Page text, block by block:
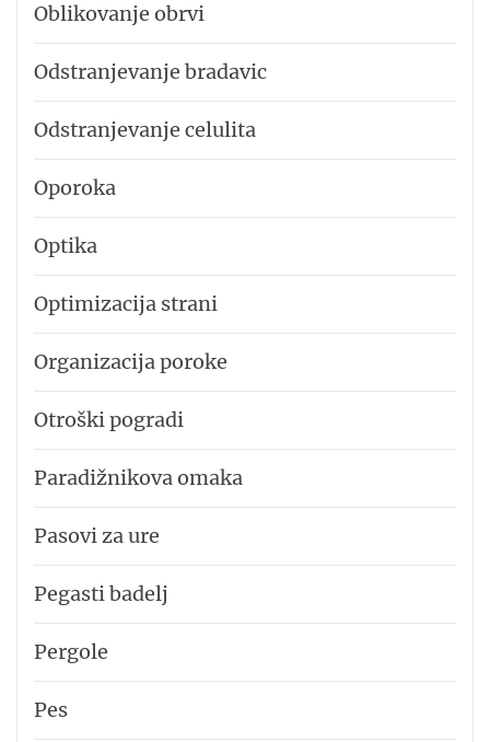
Oblikovanje obrvi
Odstranjevanje bradavic
Odstranjevanje celulita
Oporoka
Optika
Optimizacija strani
Organizacija poroke
Otroški pogradi
Paradižnikova omaka
Pasovi za ure
Pegasti badelj
Pergole
Pes